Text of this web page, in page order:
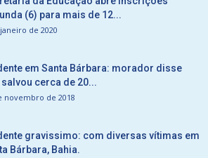
(6) para mais de 12...
de 2020
em Santa Bárbara: morador disse
salvou cerca de 20...
novembro de 2018
gravissimo: com diversas vítimas em
Bárbara, Bahia.